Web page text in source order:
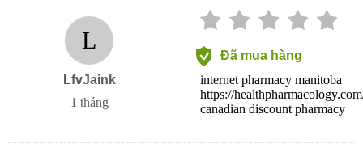
L
LfvJaink
1 tháng
Đã mua hàng
internet pharmacy manitoba
https://
canadian discount pharmacy